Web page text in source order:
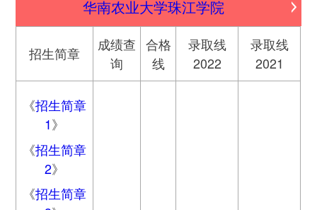
华南农业大学珠江学院
招生简章
成绩查
询
合格
线
录取线
2022
录取线
2021
《招生简章
1》
《招生简章
2》
《招生简章